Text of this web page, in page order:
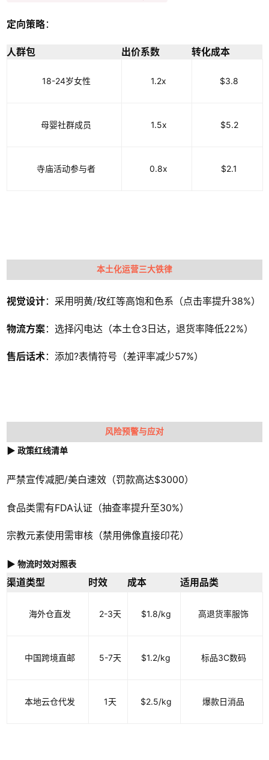
定向策略：
人群包 出价系数 转化成本
18-24岁女性 1.2x $3.8
母婴社群成员 1.5x $5.2
寺庙活动参与者 0.8x $2.1
本土化运营三大铁律
视觉设计：采用明黄/玫红等高饱和色系（点击率提升38%）
物流方案：选择闪电达（本土仓3日达，退货率降低22%）
售后话术：添加?表情符号（差评率减少57%）
风险预警与应对
▶ 政策红线清单
严禁宣传减肥/美白速效（罚款高达$3000）
食品类需有FDA认证（抽查率提升至30%）
宗教元素使用需审核（禁用佛像直接印花）
▶ 物流时效对照表
渠道类型 时效 成本 适用品类
海外仓直发 2-3天 $1.8/kg 高退货率服饰
中国跨境直邮 5-7天 $1.2/kg 标品3C数码
本地云仓代发 1天 $2.5/kg 爆款日消品